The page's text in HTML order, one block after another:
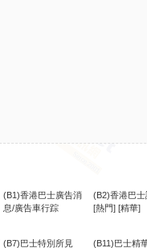
(B1)香港巴士廣告消
息/廣告車行踪
(B2)香港巴士
[熱門] [精華]
(B7)巴士特別所見 (B11)巴士精